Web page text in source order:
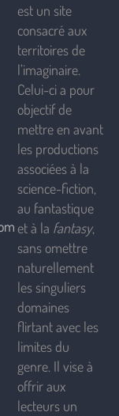
est un site
consacré aux
territoires de
l’imaginaire.
Celui-ci a pour
objectif de
mettre en avant
les productions
associées à la
science-fiction,
au fantastique
et à la fantasy,
sans omettre
naturellement
les singuliers
domaines
flirtant avec les
limites du
genre. Il vise à
offrir aux
lecteurs un